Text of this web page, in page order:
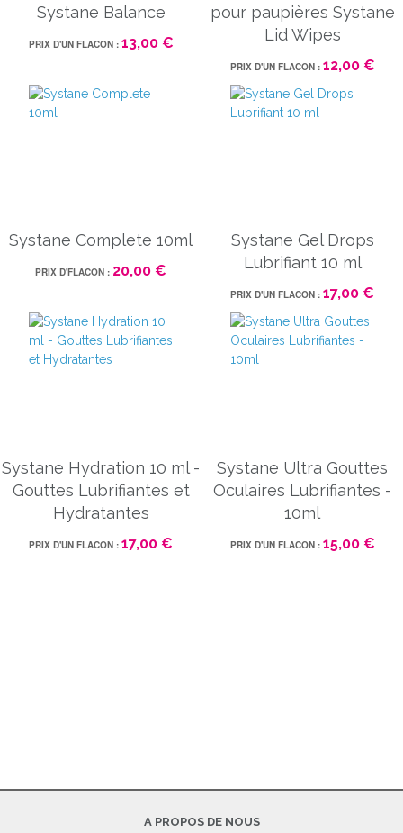
Systane Balance
PRIX D'UN FLACON : 13,00 €
pour paupières Systane
Lid Wipes
PRIX D'UN FLACON : 12,00 €
Systane Complete 10ml
PRIX D'FLACON : 20,00 €
Systane Gel Drops
Lubrifiant 10 ml
PRIX D'UN FLACON : 17,00 €
Systane Hydration 10 ml -
Gouttes Lubrifiantes et
Hydratantes
PRIX D'UN FLACON : 17,00 €
Systane Ultra Gouttes
Oculaires Lubrifiantes -
10ml
PRIX D'UN FLACON : 15,00 €
A PROPOS DE NOUS